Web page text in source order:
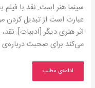
سینما هنر است. نقد با فیلم
عبارت است از تبدیل
اثر هنری دیگر [ادبیات].
می‌کند برای صحبت
ادامه‌ی مطلب